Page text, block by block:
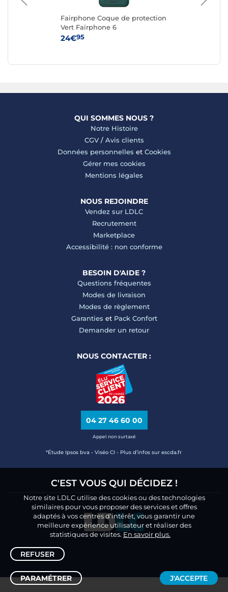
Fairphone Coque de protection
Vert Fairphone 6
24€95
QUI SOMMES NOUS ?
Notre Histoire
CGV/ Avis clients
Données personnelles et Cookies
Gérer mes cookies
Mentions légales
NOUS REJOINDRE
Vendez sur LDLC
Recrutement
Marketplace
Accessibilité : non conforme
BESOIN D'AIDE ?
Questions fréquentes
Modes de livraison
Modes de règlement
Garanties et Pack Confort
Demander un retour
NOUS CONTACTER :
04 27 46 60 00
Appel non surtaxé
*Étude Ipsos bva - Viséo CI - Plus d’infos sur escda.fr
C'EST VOUS QUI DÉCIDEZ !
Notre site LDLC utilise des cookies ou des technologies
similaires pour vous proposer des services et offres
adaptés à vos centres d’intérêt, vous garantir une
meilleure expérience utilisateur et réaliser des
statistiques de visites. En savoir plus.
REFUSER
PARAMÉTRER J'ACCEPTE